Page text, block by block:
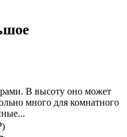
В высоту оно может
много для комнатного